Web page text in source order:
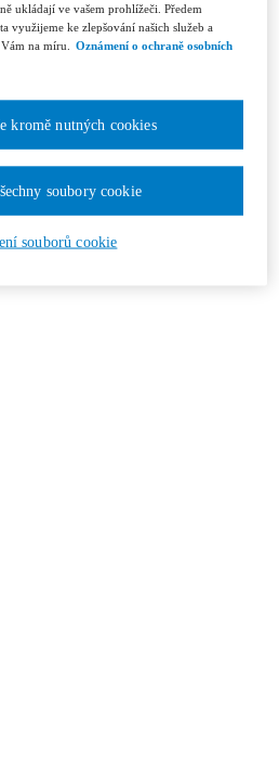
ukládají ve vašem prohlížeči. Předem
využijeme ke zlepšování našich služeb a
na míru.
Oznámení o ochraně osobních
souborů cookie
kromě nutných cookies
soubory cookie